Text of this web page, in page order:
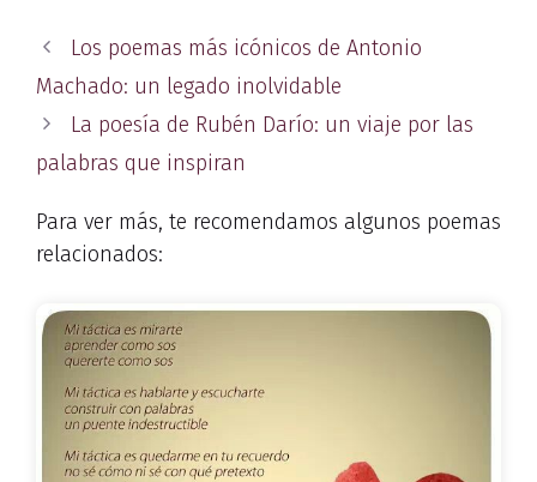
Los poemas más icónicos de Antonio
Machado: un legado inolvidable
La poesía de Rubén Darío: un viaje por las
palabras que inspiran
Para ver más, te recomendamos algunos poemas
relacionados: